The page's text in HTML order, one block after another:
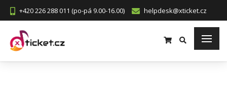
+420 226 288 011 (po-pá 9.00-16.00) helpdesk@xticket.cz